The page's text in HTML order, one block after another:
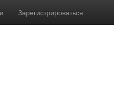
Зарегистрироваться